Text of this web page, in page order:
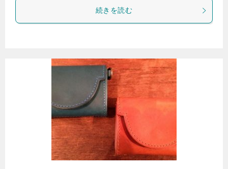
続きを読む